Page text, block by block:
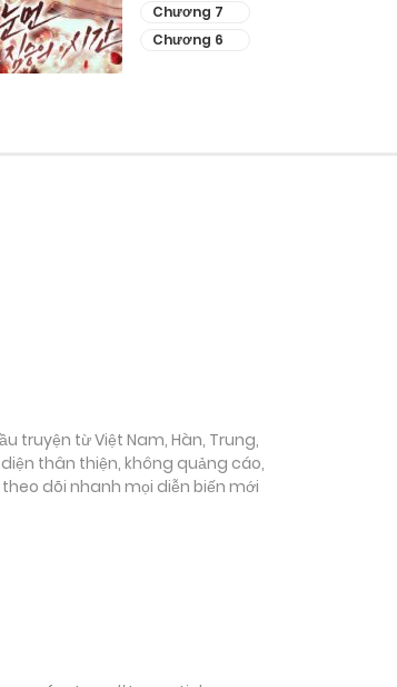
Chương 7
Chương 6
truyện từ Việt Nam, Hàn, Trung,
thân thiện, không quảng cáo,
dõi nhanh mọi diễn biến mới